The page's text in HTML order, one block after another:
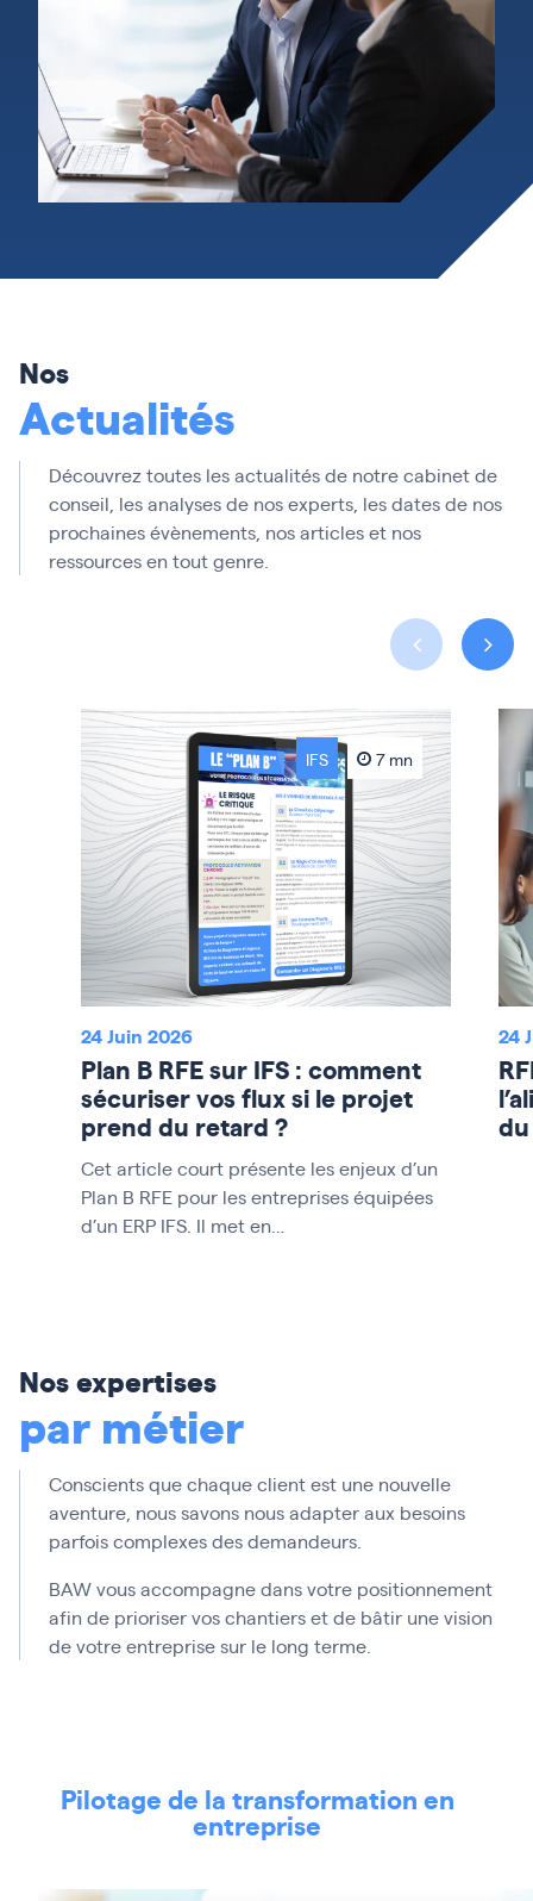
Nos
Actualités
Découvrez toutes les actualités de notre cabinet de
conseil, les analyses de nos experts, les dates de nos
prochaines évènements, nos articles et nos
ressources en tout genre.
IFS 7 mn
24 Juin 2026
Plan B RFE sur IFS : comment
sécuriser vos flux si le projet
prend du retard ?
Cet article court présente les enjeux d’un
Plan B RFE pour les entreprises équipées
d’un ERP IFS. Il met en…
24
Nos expertises
par métier
Conscients que chaque client est une nouvelle
aventure, nous savons nous adapter aux besoins
parfois complexes des demandeurs.
BAW vous accompagne dans votre positionnement
afin de prioriser vos chantiers et de bâtir une vision
de votre entreprise sur le long terme.